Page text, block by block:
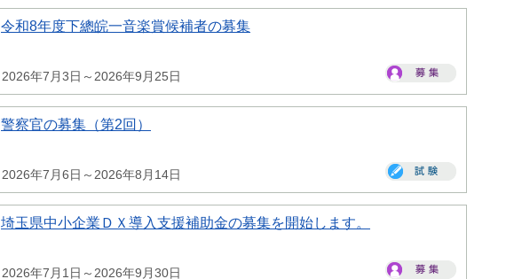
令和8年度下總皖一音楽賞候補者の募集
2026年7月3日～2026年9月25日
警察官の募集（第2回）
2026年7月6日～2026年8月14日
埼玉県中小企業ＤＸ導入支援補助金の募集を開始します。
2026年7月1日～2026年9月30日